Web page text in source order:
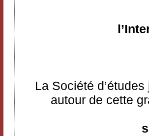
La Société
autour de cette